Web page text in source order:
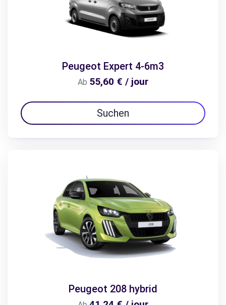
Peugeot Expert 4-6m3
Ab 55,60 € / jour
Suchen
Peugeot 208 hybrid